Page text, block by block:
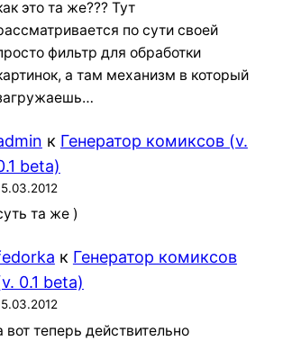
это та же??? Тут
по сути своей
фильтр для обработки
а там механизм в который
к Генератор комиксов (v.
beta)
та же )
к Генератор комиксов
0.1 beta)
вот теперь действительно